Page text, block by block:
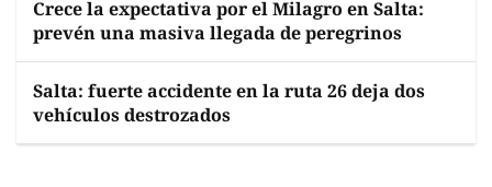
Crece la expectativa por el Milagro en Salta:
prevén una masiva llegada de peregrinos
Salta: fuerte accidente en la ruta 26 deja dos
vehículos destrozados